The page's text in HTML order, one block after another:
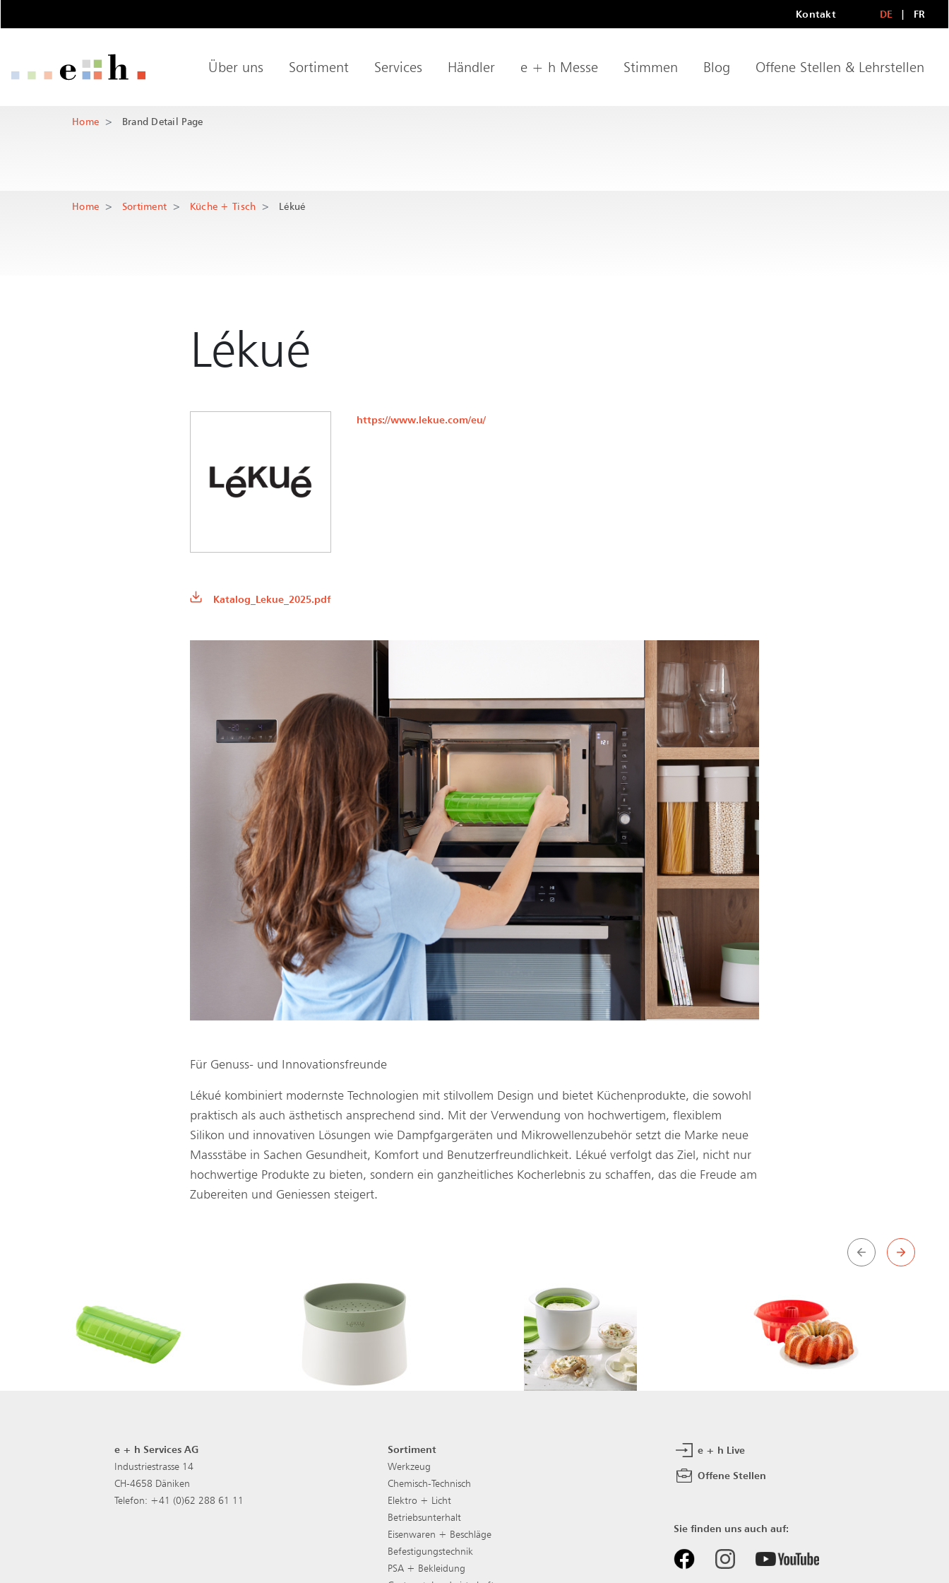
Brand Detail Page
Wichtige Seiten
Home
Metanavigationn
Kontakt DE FR
Über uns Sortiment Services Händler e + h Messe Stimmen Blog Offene Stellen & Lehrstellen
Hauptinhalt
Rootline Navigation
Home Brand Detail Page
Home Sortiment Küche + Tisch Lékué
Lékué
https://www.lekue.com/eu/
Katalog_Lekue_2025.pdf
Für Genuss- und Innovationsfreunde
Lékué kombiniert modernste Technologien mit stilvollem Design und bietet Küchenprodukte, die sowohl
praktisch als auch ästhetisch ansprechend sind. Mit der Verwendung von hochwertigem, flexiblem
Silikon und innovativen Lösungen wie Dampfgargeräten und Mikrowellenzubehör setzt die Marke neue
Massstäbe in Sachen Gesundheit, Komfort und Benutzerfreundlichkeit. Lékué verfolgt das Ziel, nicht nur
hochwertige Produkte zu bieten, sondern ein ganzheitliches Kocherlebnis zu schaffen, das die Freude am
Zubereiten und Geniessen steigert.
e + h Services AG
Industriestrasse 14
CH-4658 Däniken
Telefon: +41 (0)62 288 61 11
Footer Navigation
Sortiment
Werkzeug
Chemisch-Technisch
Elektro + Licht
Betriebsunterhalt
Eisenwaren + Beschläge
Befestigungstechnik
PSA + Bekleidung
e + h Live
Offene Stellen
Sie finden uns auch auf: